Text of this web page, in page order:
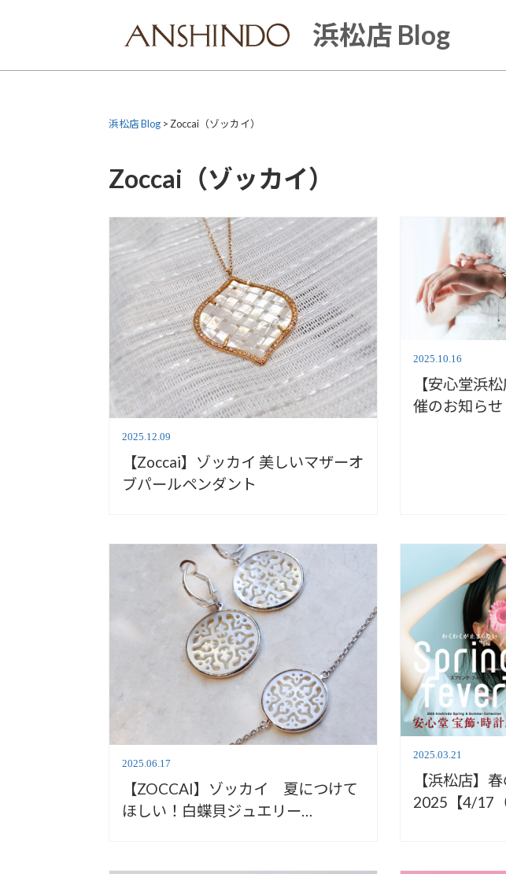
浜松店 Blog
浜松店 Blog > Zoccai（ゾッカイ）
Zoccai（ゾッカイ）
2025.12.09
【Zoccai】ゾッカイ 美しいマザーオ
ブパールペンダント
2025.10.16
【安心堂浜
催のお知ら
2025.06.17
【ZOCCAI】ゾッカイ 夏につけて
ほしい！白蝶貝ジュエリー
2025.03.21
【浜松店】
2025【4/17